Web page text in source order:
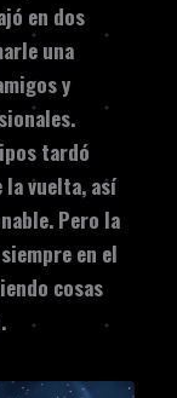
en dos
una
y
tardó
vuelta, así
Pero la
en el
cosas